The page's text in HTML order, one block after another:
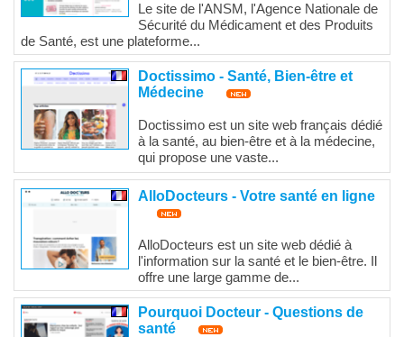
Le site de l'ANSM, l'Agence Nationale de
Sécurité du Médicament et des Produits
de Santé, est une plateforme...
Doctissimo - Santé, Bien-être et
Médecine
Doctissimo est un site web français dédié
à la santé, au bien-être et à la médecine,
qui propose une vaste...
AlloDocteurs - Votre santé en ligne
AlloDocteurs est un site web dédié à
l'information sur la santé et le bien-être. Il
offre une large gamme de...
Pourquoi Docteur - Questions de
santé